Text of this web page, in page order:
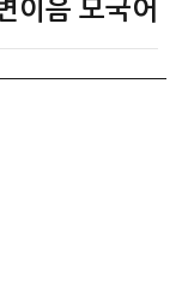
이음 모국어